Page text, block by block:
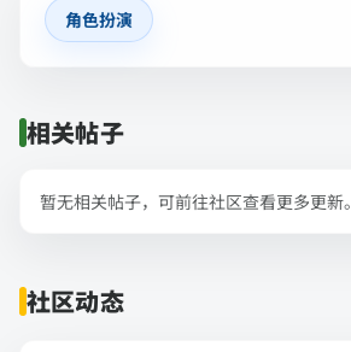
角色扮演
相关帖子
暂无相关帖子，可前往社区查看更多更新。
社区动态